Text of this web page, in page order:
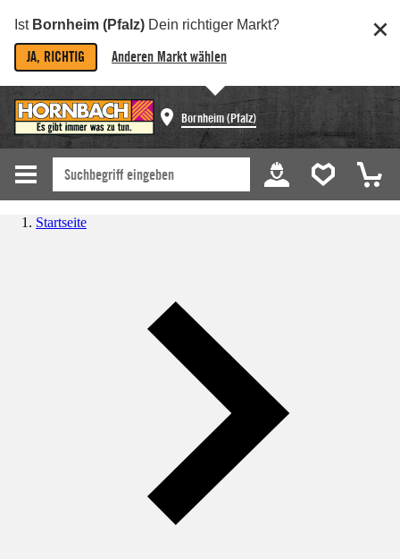
Ist Bornheim (Pfalz) Dein richtiger Markt?
JA, RICHTIG Anderen Markt wählen
Bornheim (Pfalz)
Startseite